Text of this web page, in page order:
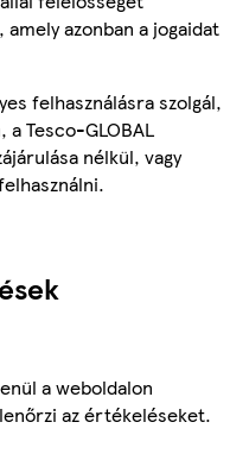
azonban a jogaidat
felhasználásra szolgál,
Tesco-GLOBAL
nélkül, vagy
a weboldalon
az értékeléseket.